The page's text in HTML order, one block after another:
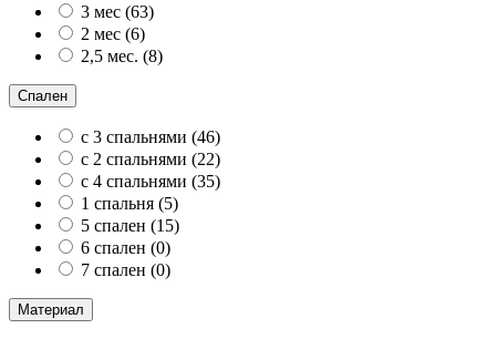
3 мес (63)
2 мес (6)
2,5 мес. (8)
Спален
с 3 спальнями (46)
с 2 спальнями (22)
с 4 спальнями (35)
1 спальня (5)
5 спален (15)
6 спален (0)
7 спален (0)
Материал